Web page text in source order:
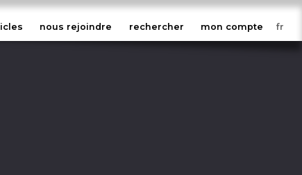
nous rejoindre rechercher mon compte